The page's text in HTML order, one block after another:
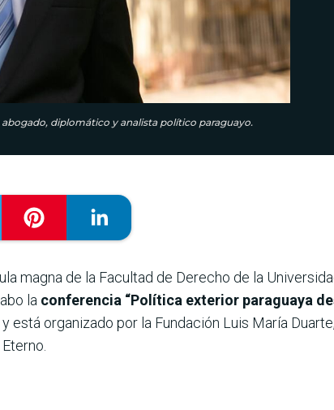
diplomático y analista político paraguayo.
magna de la Facultad de Derecho de la
la conferencia “Política exterior paraguaya
está organizado por la Fundación Luis María